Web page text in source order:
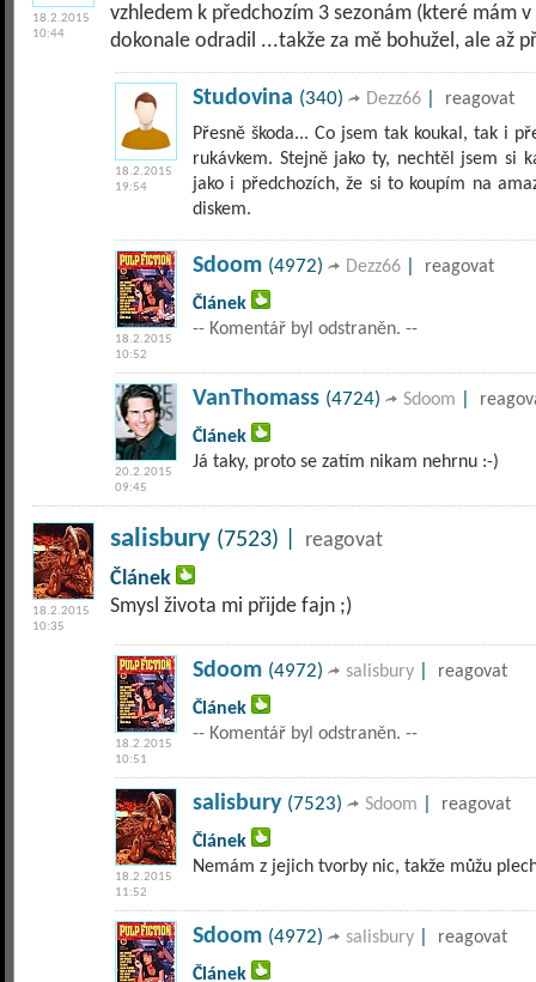
18.2.2015
10:44
vzhledem k předchozím 3 sezonám (které mám
dokonale odradil ...takže za mě bohužel, ale až
18.2.2015
19:54
Studovina (340) Dezz66
reagovat
Přesně škoda... Co jsem tak koukal, tak i
rukávkem. Stejně jako ty, nechtěl jsem si
jako i předchozích, že si to koupím na
diskem.
18.2.2015
10:52
Sdoom (4972) Dezz66
reagovat
Článek
-- Komentář byl odstraněn. --
20.2.2015
09:45
VanThomass (4724) Sdoom
Článek
Já taky, proto se zatím nikam nehrnu :-)
18.2.2015
10:35
salisbury (7523) |
reagovat
Článek
Smysl života mi přijde fajn ;)
18.2.2015
10:51
Sdoom (4972) salisbury
reagovat
Článek
-- Komentář byl odstraněn. --
18.2.2015
11:52
salisbury (7523) Sdoom
reagovat
Článek
Nemám z jejich tvorby nic, takže můžu
Sdoom (4972) salisbury
reagovat
Článek